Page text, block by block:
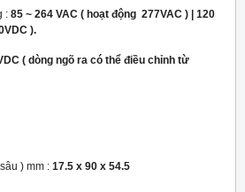
: 85 ~ 264 VAC ( hoạt động 277VAC ) | 120
).
( dòng ngõ ra có thể điều chỉnh từ
) mm : 17.5 x 90 x 54.5